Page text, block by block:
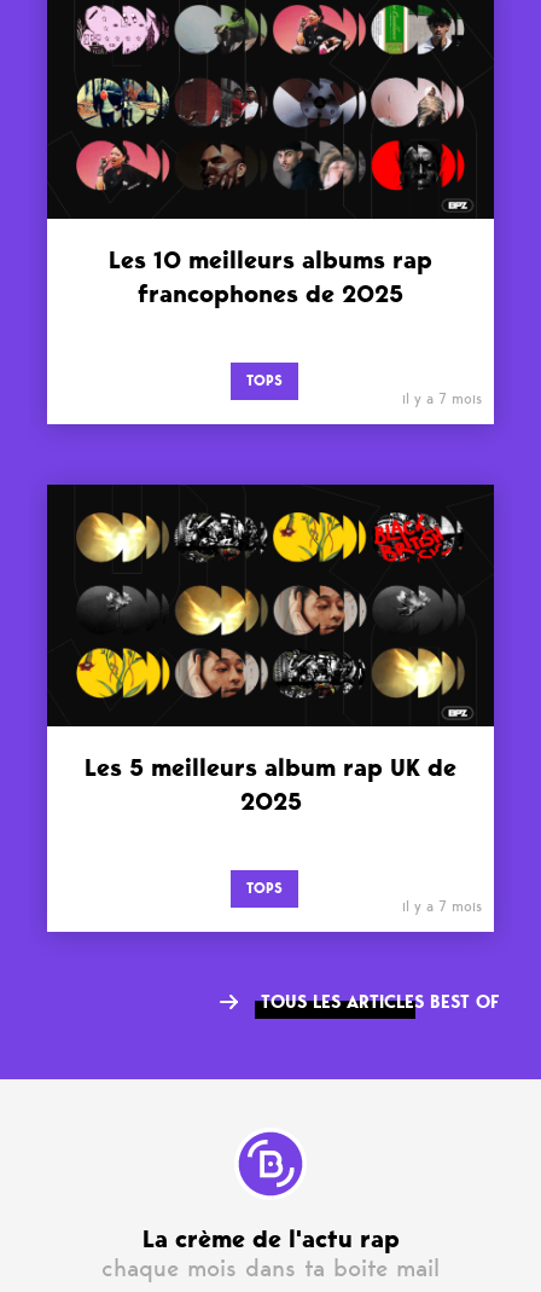
Les 10 meilleurs albums rap
francophones de 2025
TOPS
il y a 7 mois
Les 5 meilleurs album rap UK de
2025
TOPS
il y a 7 mois
TOUS LES ARTICLES BEST OF
La crème de l'actu rap
chaque mois dans ta boite mail